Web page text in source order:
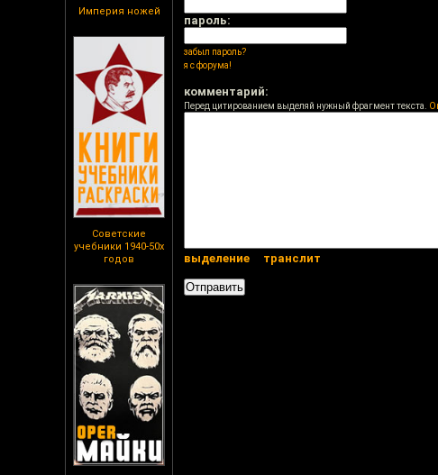
Империя ножей
Советские
учебники 1940-50х
годов
пароль:
забыл пароль?
я с форума!
комментарий:
Перед цитированием выделяй нужный фрагмент текста.
выделение транслит